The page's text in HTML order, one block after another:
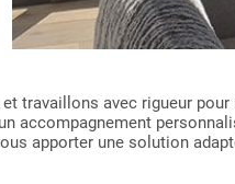
travaillons avec rigueur
accompagnement
apporter une solution